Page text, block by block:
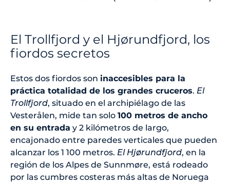
El Trollfjord y el Hjørundfjord, los
fiordos secretos
Estos dos fiordos son inaccesibles para la
práctica totalidad de los grandes cruceros. El
Trollfjord, situado en el archipiélago de las
Vesterålen, mide tan solo 100 metros de ancho
en su entrada y 2 kilómetros de largo,
encajonado entre paredes verticales que pueden
alcanzar los 1 100 metros. El Hjørundfjord, en la
región de los Alpes de Sunnmøre, está rodeado
por las cumbres costeras más altas de Noruega